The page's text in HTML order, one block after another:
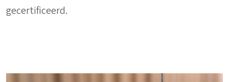
gecertificeerd.